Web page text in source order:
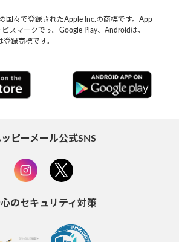
国々で登録されたApple Inc.の商標です。App
スマークです。Google Play、Androidは、
録商標です。
ピーメール公式SNS
のセキュリティ対策